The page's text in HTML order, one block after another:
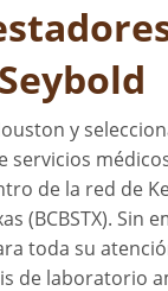
y
servicios
de la red de
(BCBSTX).
toda su
de laboratorio